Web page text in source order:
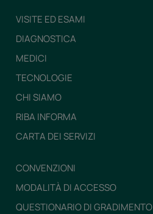
VISITE ED ESAMI
DIAGNOSTICA
MEDICI
TECNOLOGIE
CHI SIAMO
RIBA INFORMA
CARTA DEI SERVIZI
CONVENZIONI
MODALITÀ DI ACCESSO
QUESTIONARIO DI GRADIMENTO